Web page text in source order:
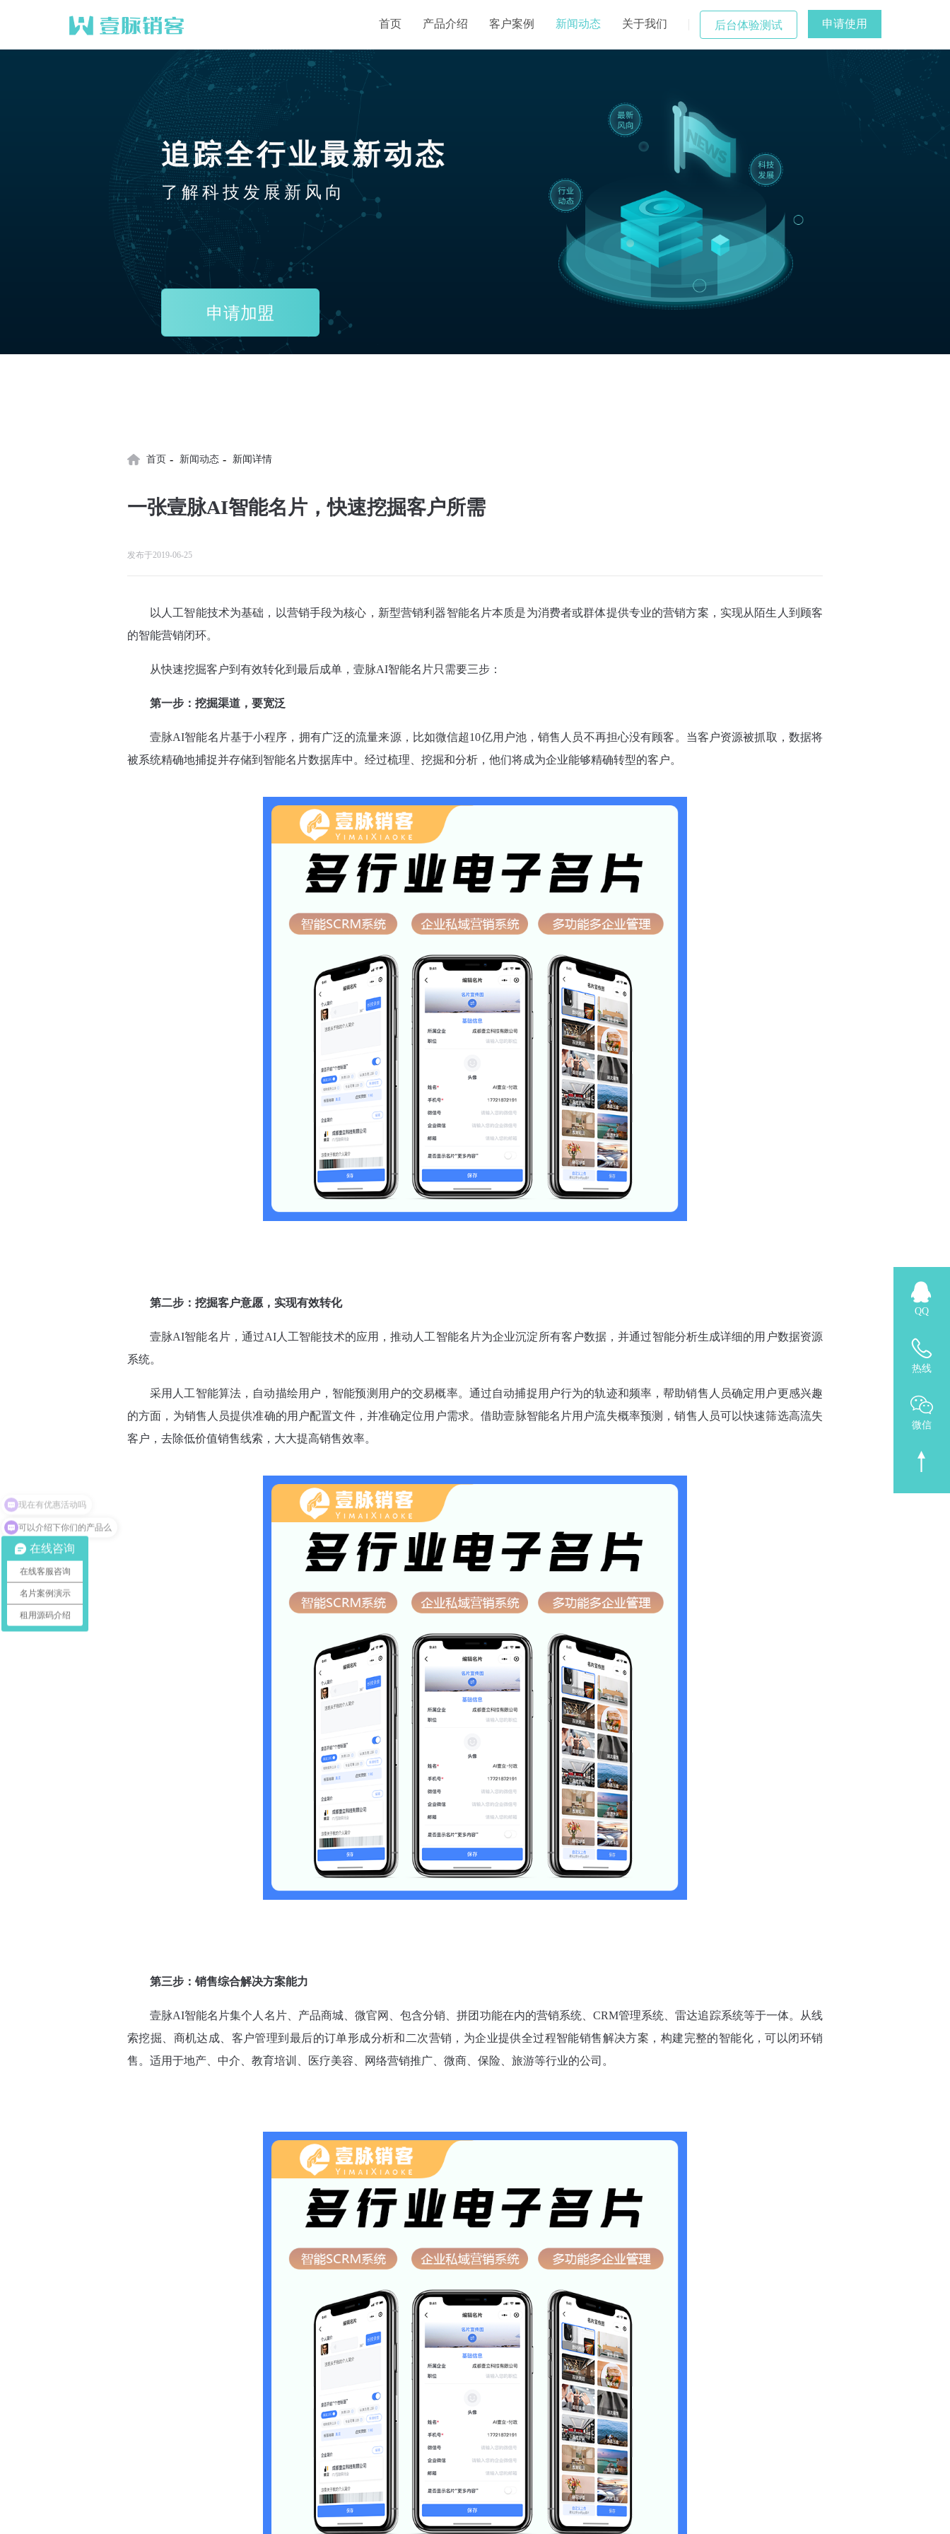
首页 产品介绍 客户案例 新闻动态 关于我们 后台体验测试 申请使用
追踪全行业最新动态
了解科技发展新风向
申请加盟
QQ
热线
微信
首页 - 新闻动态 - 新闻详情
一张壹脉AI智能名片，快速挖掘客户所需
发布于2019-06-25
以人工智能技术为基础，以营销手段为核心，新型营销利器智能名片本质是为消费者或群体提供专业的营销方案，实现从陌生人到顾客
的智能营销闭环。
从快速挖掘客户到有效转化到最后成单，壹脉AI智能名片只需要三步：
第一步：挖掘渠道，要宽泛
壹脉AI智能名片基于小程序，拥有广泛的流量来源，比如微信超10亿用户池，销售人员不再担心没有顾客。当客户资源被抓取，数据将
被系统精确地捕捉并存储到智能名片数据库中。经过梳理、挖掘和分析，他们将成为企业能够精确转型的客户。
第二步：挖掘客户意愿，实现有效转化
壹脉AI智能名片，通过AI人工智能技术的应用，推动人工智能名片为企业沉淀所有客户数据，并通过智能分析生成详细的用户数据资源
系统。
采用人工智能算法，自动描绘用户，智能预测用户的交易概率。通过自动捕捉用户行为的轨迹和频率，帮助销售人员确定用户更感兴趣
的方面，为销售人员提供准确的用户配置文件，并准确定位用户需求。借助壹脉智能名片用户流失概率预测，销售人员可以快速筛选高流失
客户，去除低价值销售线索，大大提高销售效率。
第三步：销售综合解决方案能力
壹脉AI智能名片集个人名片、产品商城、微官网、包含分销、拼团功能在内的营销系统、CRM管理系统、雷达追踪系统等于一体。从线
索挖掘、商机达成、客户管理到最后的订单形成分析和二次营销，为企业提供全过程智能销售解决方案，构建完整的智能化，可以闭环销
售。适用于地产、中介、教育培训、医疗美容、网络营销推广、微商、保险、旅游等行业的公司。
在线咨询
在线客服咨询
名片案例演示
租用源码介绍
可以介绍下你们的产品么